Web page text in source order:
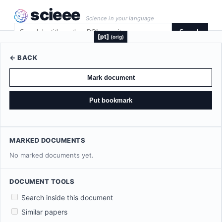
scieee Science in your language
Search
[pt] (orig)
← BACK
Mark document
Put bookmark
MARKED DOCUMENTS
No marked documents yet.
DOCUMENT TOOLS
Search inside this document
Similar papers